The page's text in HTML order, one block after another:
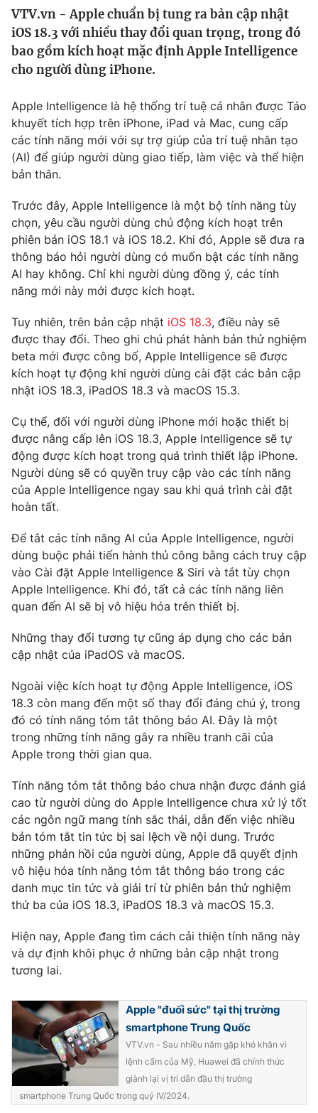
Thế giới
Tin tức
Thế giới đó đây
Kinh tế
Tài chính
Thị trường
Góc doanh nghiệp
Truyền hình
Phim VTV
Nhân vật
Khán giả
Giải sao mai
Giải trí
Điện ảnh
Âm nhạc
Sao
Đời sống
Du lịch
Làm đẹp
Chất lượng cuộc sống
Giáo dục
Tuyển sinh
Học trực tuyến
Công nghệ
Hitech Công nghệ tương lai
Sản phẩm
Thị trường
Giao lưu trực tuyến
Lịch phát sóng
Chuyên mục khác
Emagazine Podcast
Photo Infographic
Video Shorts video
VTV Money VTV Thể thao
Thị trường 24h Tấm lòng Việt
VTV4 Vươn mình bằng AI
VTV9 VTV8
Liên hệ tòa soạn English
THỜI BÁO VTV
Theo dõi báo trên
Cơ quan chủ quản:
Giấy phép hoạt động báo in và báo điện tử số 483/GP-BTTTT
cấp ngày 29/12/2023
Tổng Biên tập:Vũ Thanh Thủy
Phó Tổng Biên tập:Nguyễn Thị Mỹ Hạnh, Phạm Quốc Thắng,
Nguyễn Trọng Ninh
Tổng đài VTV:024.38 355 931 - 024.38 355 932
VTV.vn - Apple chuẩn bị tung ra bản cập nhật
iOS 18.3 với nhiều thay đổi quan trọng, trong đó
bao gồm kích hoạt mặc định Apple Intelligence
cho người dùng iPhone.
Apple Intelligence là hệ thống trí tuệ cá nhân được Táo
khuyết tích hợp trên iPhone, iPad và Mac, cung cấp
các tính năng mới với sự trợ giúp của trí tuệ nhân tạo
(AI) để giúp người dùng giao tiếp, làm việc và thể hiện
bản thân.
Trước đây, Apple Intelligence là một bộ tính năng tùy
chọn, yêu cầu người dùng chủ động kích hoạt trên
phiên bản iOS 18.1 và iOS 18.2. Khi đó, Apple sẽ đưa ra
thông báo hỏi người dùng có muốn bật các tính năng
AI hay không. Chỉ khi người dùng đồng ý, các tính
năng mới này mới được kích hoạt.
Tuy nhiên, trên bản cập nhật iOS 18.3, điều này sẽ
được thay đổi. Theo ghi chú phát hành bản thử nghiệm
beta mới được công bố, Apple Intelligence sẽ được
kích hoạt tự động khi người dùng cài đặt các bản cập
nhật iOS 18.3, iPadOS 18.3 và macOS 15.3.
Cụ thể, đối với người dùng iPhone mới hoặc thiết bị
được nâng cấp lên iOS 18.3, Apple Intelligence sẽ tự
động được kích hoạt trong quá trình thiết lập iPhone.
Người dùng sẽ có quyền truy cập vào các tính năng
của Apple Intelligence ngay sau khi quá trình cài đặt
hoàn tất.
Để tắt các tính năng AI của Apple Intelligence, người
dùng buộc phải tiến hành thủ công bằng cách truy cập
vào Cài đặt Apple Intelligence & Siri và tắt tùy chọn
Apple Intelligence. Khi đó, tất cả các tính năng liên
quan đến AI sẽ bị vô hiệu hóa trên thiết bị.
Những thay đổi tương tự cũng áp dụng cho các bản
cập nhật của iPadOS và macOS.
Ngoài việc kích hoạt tự động Apple Intelligence, iOS
18.3 còn mang đến một số thay đổi đáng chú ý, trong
đó có tính năng tóm tắt thông báo AI. Đây là một
trong những tính năng gây ra nhiều tranh cãi của
Apple trong thời gian qua.
Tính năng tóm tắt thông báo chưa nhận được đánh giá
cao từ người dùng do Apple Intelligence chưa xử lý tốt
các ngôn ngữ mang tính sắc thái, dẫn đến việc nhiều
bản tóm tắt tin tức bị sai lệch về nội dung. Trước
những phản hồi của người dùng, Apple đã quyết định
vô hiệu hóa tính năng tóm tắt thông báo trong các
danh mục tin tức và giải trí từ phiên bản thử nghiệm
thứ ba của iOS 18.3, iPadOS 18.3 và macOS 15.3.
Hiện nay, Apple đang tìm cách cải thiện tính năng này
và dự định khôi phục ở những bản cập nhật trong
tương lai.
Apple "đuối sức" tại thị trường
smartphone Trung Quốc
VTV.vn - Sau nhiều năm gặp khó khăn vì
lệnh cấm của Mỹ, Huawei đã chính thức
giành lại vị trí dẫn đầu thị trường
smartphone Trung Quốc trong quý IV/2024.